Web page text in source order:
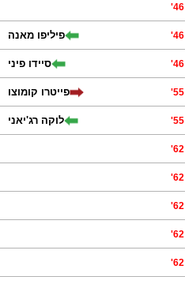
46
'
46
' פיליפו מאנה
46
' סיידו פיני
55
' פייטרו קומוצו
55
' לוקה רג'יאני
62
'
62
'
62
'
62
'
62
'